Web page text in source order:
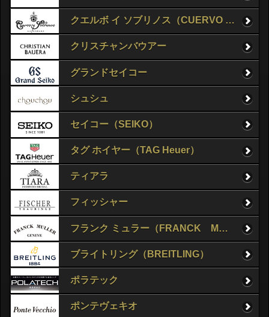
クエルボ イ ソブリノス（CUERVO Y SOBRINOS）
クリスチャンバウアー
グランドセイコー
シュシュ
セイコー（SEIKO）
タグ ホイヤー（TAG Heuer）
ティアラ
フィッシャー
フランク ミュラー（FRANCK MULLER）
ブライトリング（BREITLING）
ポラテック
ポンテヴェキオ